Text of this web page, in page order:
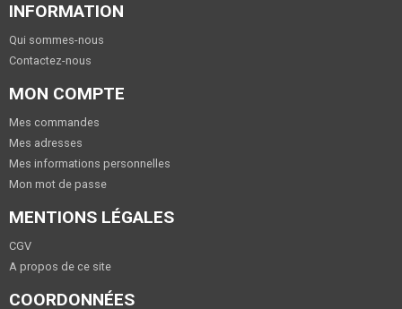
INFORMATION
Qui sommes-nous
Contactez-nous
MON COMPTE
Mes commandes
Mes adresses
Mes informations personnelles
Mon mot de passe
MENTIONS LÉGALES
CGV
A propos de ce site
COORDONNÉES